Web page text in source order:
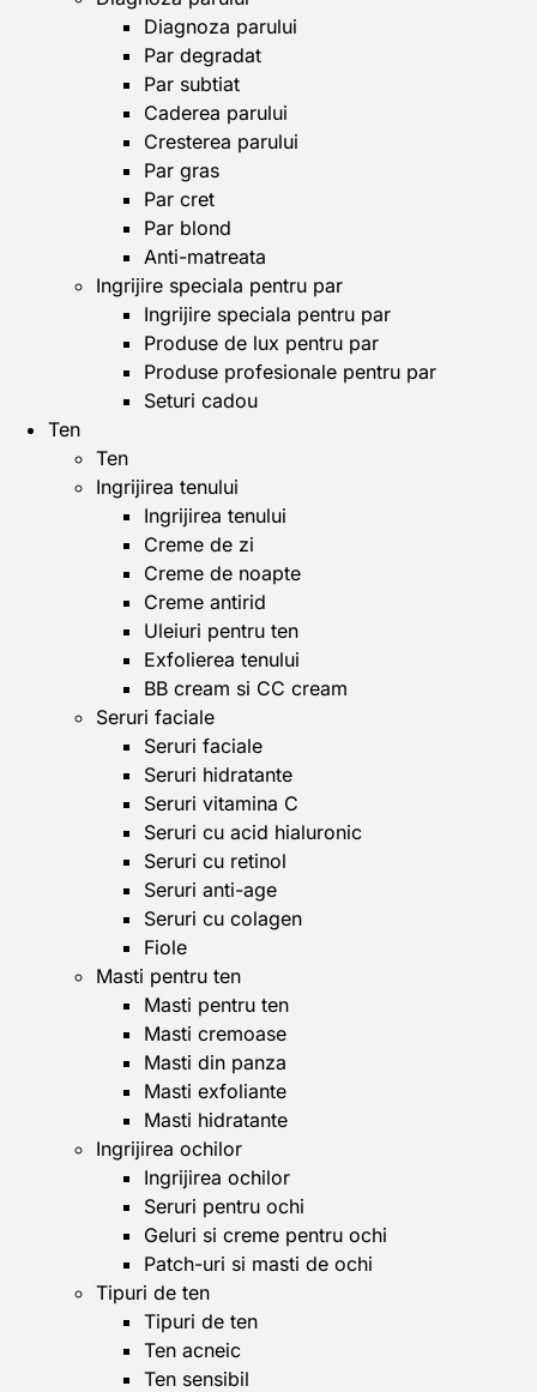
Diagnoza parului
Par degradat
Par subtiat
Caderea parului
Cresterea parului
Par gras
Par cret
Par blond
Anti-matreata
Ingrijire speciala pentru par
Ingrijire speciala pentru par
Produse de lux pentru par
Produse profesionale pentru par
Seturi cadou
Ten
Ten
Ingrijirea tenului
Ingrijirea tenului
Creme de zi
Creme de noapte
Creme antirid
Uleiuri pentru ten
Exfolierea tenului
BB cream si CC cream
Seruri faciale
Seruri faciale
Seruri hidratante
Seruri vitamina C
Seruri cu acid hialuronic
Seruri cu retinol
Seruri anti-age
Seruri cu colagen
Fiole
Masti pentru ten
Masti pentru ten
Masti cremoase
Masti din panza
Masti exfoliante
Masti hidratante
Ingrijirea ochilor
Ingrijirea ochilor
Seruri pentru ochi
Geluri si creme pentru ochi
Patch-uri si masti de ochi
Tipuri de ten
Tipuri de ten
Ten acneic
Ten sensibil